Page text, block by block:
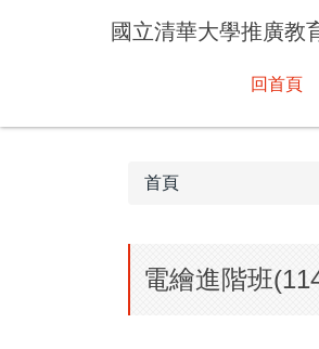
國立清華大學推廣教
回首頁
首頁
電繪進階班